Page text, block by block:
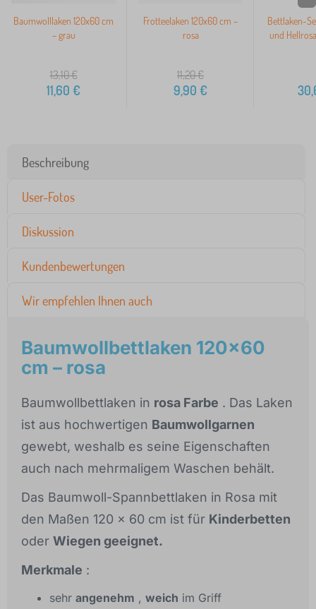
Baumwolllaken 120x60 cm
– grau
13,10€
11,60 €
Frotteelaken 120x60 cm –
rosa
11,20€
9,90 €
Bettlaken-
und
Beschreibung
User-Fotos
Diskussion
Kundenbewertungen
Wir empfehlen Ihnen auch
Baumwollbettlaken 120x60
cm – rosa
Baumwollbettlaken in rosa Farbe . Das Laken
ist aus hochwertigen Baumwollgarnen
gewebt, weshalb es seine Eigenschaften
auch nach mehrmaligem Waschen behält.
Das Baumwoll-Spannbettlaken in Rosa mit
den Maßen 120 x 60 cm ist für Kinderbetten
oder Wiegen geeignet.
Merkmale :
sehr angenehm , weich im Griff